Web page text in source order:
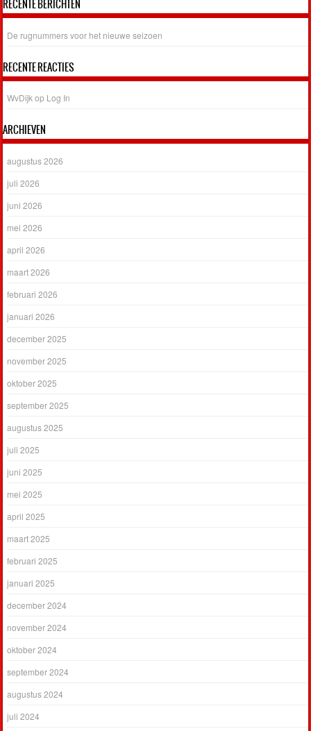
RECENTE BERICHTEN
De rugnummers voor het nieuwe seizoen
RECENTE REACTIES
WvDijk op Log In
ARCHIEVEN
augustus 2026
juli 2026
juni 2026
mei 2026
april 2026
maart 2026
februari 2026
januari 2026
december 2025
november 2025
oktober 2025
september 2025
augustus 2025
juli 2025
juni 2025
mei 2025
april 2025
maart 2025
februari 2025
januari 2025
december 2024
november 2024
oktober 2024
september 2024
augustus 2024
juli 2024